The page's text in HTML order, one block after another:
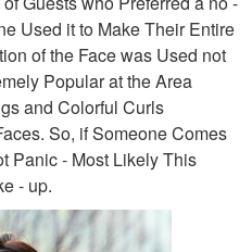
Used it to Make Their Entire
of the Face was Used not
Popular at the Area
and Colorful Curls
So, if Someone Comes
Panic - Most Likely This
- up.